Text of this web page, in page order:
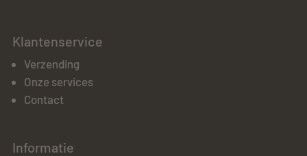
Klantenservice
Verzending
Onze services
Contact
Informatie